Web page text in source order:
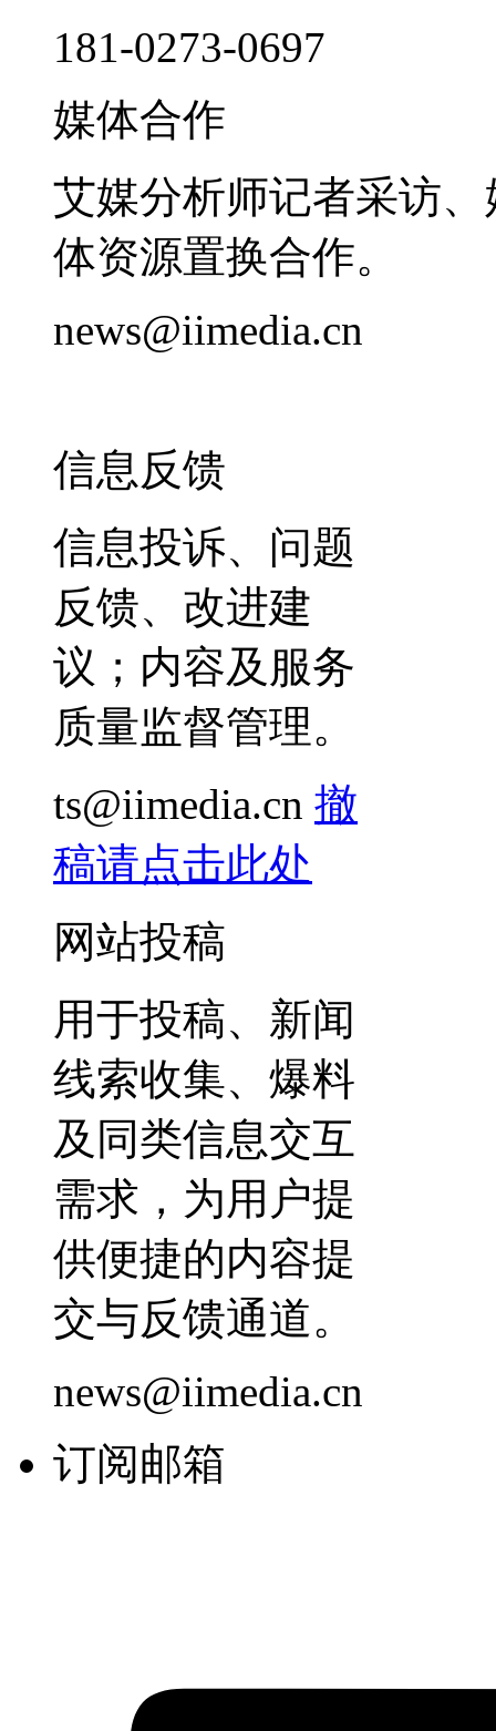
181-0273-0697
媒体合作
艾媒分析师记者采访
体资源置换合作。
news@iimedia.cn
信息反馈
信息投诉、问题
反馈、改进建
议；内容及服务
质量监督管理。
ts@iimedia.cn 撤
稿请点击此处
网站投稿
用于投稿、新闻
线索收集、爆料
及同类信息交互
需求，为用户提
供便捷的内容提
交与反馈通道。
news@iimedia.cn
订阅邮箱